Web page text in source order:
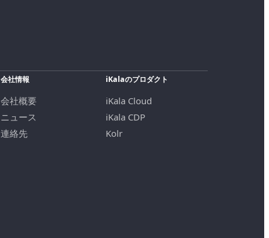
会社情報
会社概要
ニュース
連絡先
iKalaのプロダクト
iKala Cloud
iKala CDP
Kolr